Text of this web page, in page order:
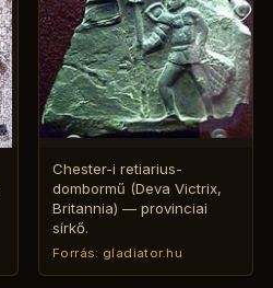
Chester-i retiarius-
dombormű (Deva Victrix,
Britannia) — provinciai
sírkő.
Forrás: gladiator.hu